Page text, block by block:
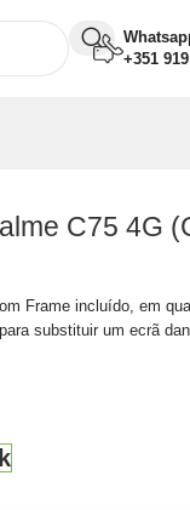
+351
C75 4G
Frame incluído, em
substituir um ecrã